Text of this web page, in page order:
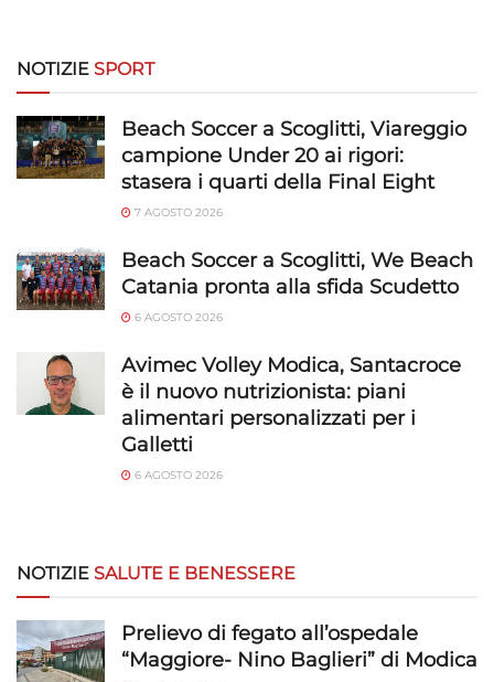
NOTIZIE SPORT
Beach Soccer a Scoglitti, Viareggio
campione Under 20 ai rigori:
stasera i quarti della Final Eight
7 AGOSTO 2026
Beach Soccer a Scoglitti, We Beach
Catania pronta alla sfida Scudetto
6 AGOSTO 2026
Avimec Volley Modica, Santacroce
è il nuovo nutrizionista: piani
alimentari personalizzati per i
Galletti
6 AGOSTO 2026
NOTIZIE SALUTE E BENESSERE
Prelievo di fegato all’ospedale
“Maggiore- Nino Baglieri” di Modica